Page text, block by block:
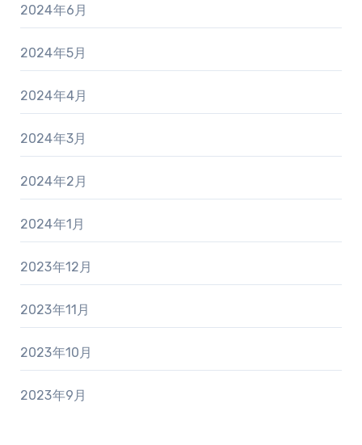
2024年6月
2024年5月
2024年4月
2024年3月
2024年2月
2024年1月
2023年12月
2023年11月
2023年10月
2023年9月